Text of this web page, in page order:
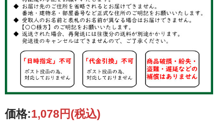
価格:1,078円(税込)